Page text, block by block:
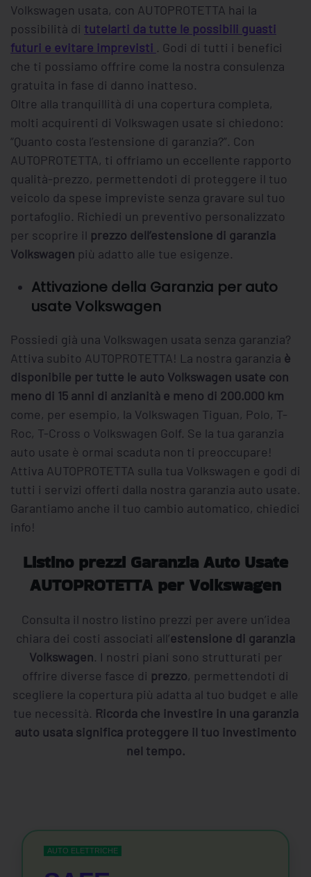
Volkswagen usata, con AUTOPROTETTA hai la
possibilità di tutelarti da tutte le possibili guasti
futuri e evitare imprevisti . Godi di tutti i benefici
che ti possiamo offrire come la nostra consulenza
gratuita in fase di danno inatteso.
Oltre alla tranquillità di una copertura completa,
molti acquirenti di Volkswagen usate si chiedono:
“Quanto costa l’estensione di garanzia?”. Con
AUTOPROTETTA, ti offriamo un eccellente rapporto
qualità-prezzo, permettendoti di proteggere il tuo
veicolo da spese impreviste senza gravare sul tuo
portafoglio. Richiedi un preventivo personalizzato
per scoprire il prezzo dell’estensione di garanzia
Volkswagen più adatto alle tue esigenze.
Attivazione della Garanzia per auto
usate Volkswagen
Possiedi già una Volkswagen usata senza garanzia?
Attiva subito AUTOPROTETTA! La nostra garanzia è
disponibile per tutte le auto Volkswagen usate con
meno di 15 anni di anzianità e meno di 200.000 km
come, per esempio, la Volkswagen Tiguan, Polo, T-
Roc, T-Cross o Volkswagen Golf. Se la tua garanzia
auto usate è ormai scaduta non ti preoccupare!
Attiva AUTOPROTETTA sulla tua Volkswagen e godi di
tutti i servizi offerti dalla nostra garanzia auto usate.
Garantiamo anche il tuo cambio automatico, chiedici
info!
Listino prezzi Garanzia Auto Usate
AUTOPROTETTA per Volkswagen
Consulta il nostro listino prezzi per avere un’idea
chiara dei costi associati all’estensione di garanzia
Volkswagen. I nostri piani sono strutturati per
offrire diverse fasce di prezzo, permettendoti di
scegliere la copertura più adatta al tuo budget e alle
tue necessità. Ricorda che investire in una garanzia
auto usata significa proteggere il tuo investimento
nel tempo.
AUTO ELETTRICHE